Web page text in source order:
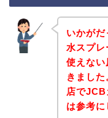
いかが
水スプ
使えない
きまし
店でJCB
は参考に